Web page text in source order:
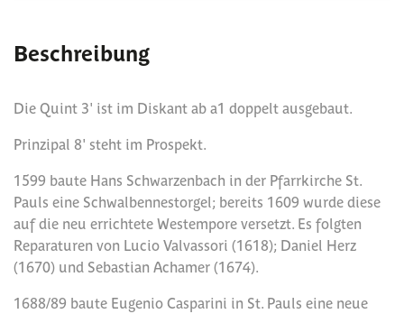
Beschreibung
Die Quint 3' ist im Diskant ab a1 doppelt ausgebaut.
Prinzipal 8' steht im Prospekt.
1599 baute Hans Schwarzenbach in der Pfarrkirche St.
Pauls eine Schwalbennestorgel; bereits 1609 wurde diese
auf die neu errichtete Westempore versetzt. Es folgten
Reparaturen von Lucio Valvassori (1618); Daniel Herz
(1670) und Sebastian Achamer (1674).
1688/89 baute Eugenio Casparini in St. Pauls eine neue